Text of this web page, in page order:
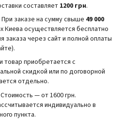
составляет 1200 грн.
При заказе на сумму свыше 49 000
Киева осуществляется бесплатно
заказа через сайт и полной оплаты
товар приобретается с
скидкой или по договорной
отдельно.
Стоимость — от 1600 грн.
индивидуально в
пункта.